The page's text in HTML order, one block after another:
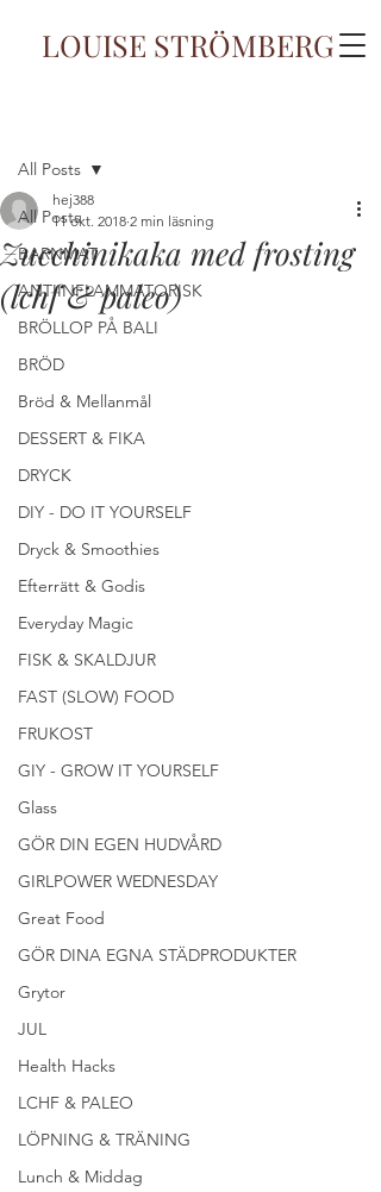
LOUISE STRÖMBERG
All Posts
BARNMAT
ANTIINFLAMMATORISK
BRÖLLOP PÅ BALI
BRÖD
Bröd & Mellanmål
DESSERT & FIKA
DRYCK
DIY - DO IT YOURSELF
Dryck & Smoothies
Efterrätt & Godis
Everyday Magic
FISK & SKALDJUR
FAST (SLOW) FOOD
FRUKOST
GIY - GROW IT YOURSELF
Glass
GÖR DIN EGEN HUDVÅRD
GIRLPOWER WEDNESDAY
Great Food
GÖR DINA EGNA STÄDPRODUKTER
Grytor
JUL
Health Hacks
LCHF & PALEO
LÖPNING & TRÄNING
Lunch & Middag
All Posts
Zucchinikaka med frosting
(lchf & paleo)
hej388
11 okt. 2018 2 min läsning